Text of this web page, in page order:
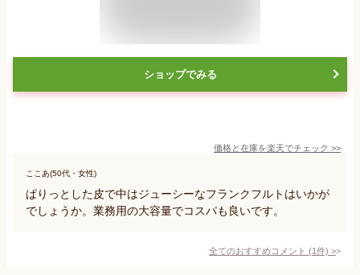
ショップでみる
価格と在庫を楽天でチェック >>
ここあ(50代・女性)
ぱりっとした皮で中はジューシーなフランクフルトはいかが
でしょうか。業務用の大容量でコスパも良いです。
全てのおすすめコメント (1件) >